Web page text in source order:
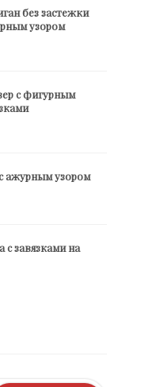
без застежки
узором
с фигурным
ажурным узором
с завязками на